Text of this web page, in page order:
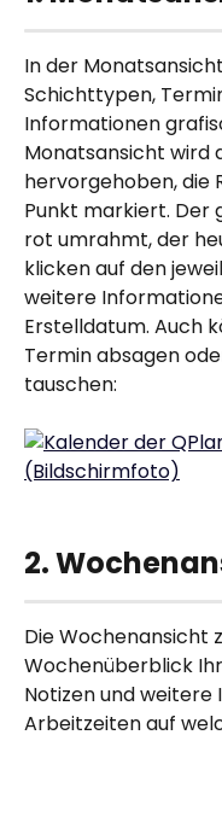
In der
Schichttypen,
Informationen
Monatsansicht wird
hervorgehoben, die
Punkt markiert. Der
rot umrahmt, der
klicken auf den
weitere
Erstelldatum. Auch
Termin absagen
tauschen:
2.
Die Wochenansicht
Wochenüberblick
Notizen und weitere
Arbeitzeiten auf